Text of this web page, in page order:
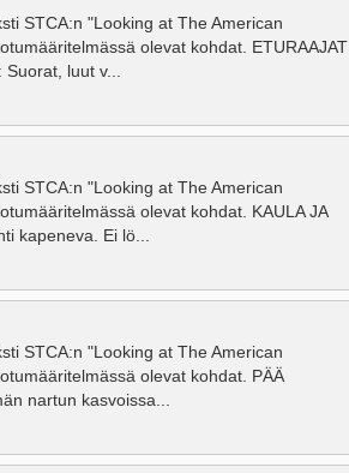
STCA:n "Looking at The American
olevat kohdat. ETURAAJAT
luut v...
STCA:n "Looking at The American
olevat kohdat. KAULA JA
kapeneva. Ei lö...
STCA:n "Looking at The American
olevat kohdat. PÄÄ
nartun kasvoissa...